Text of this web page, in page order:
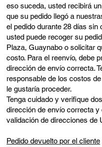
eso suceda, usted recibirá
que su pedido llegó a
el pedido durante 28 días sin
usted puede recoger su
Plaza, Guaynabo o solicitar
costo. Para el reenvío, debe
dirección de envío correcta.
responsable de los costos
le gustaría proceder.
Tenga cuidado y verifique
dirección de envío correcta
validación de direcciones de
Pedido devuelto por el cliente